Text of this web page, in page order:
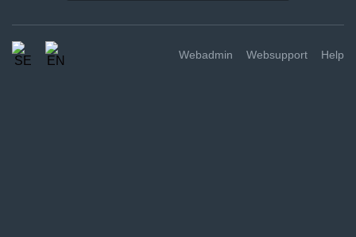
Webadmin Websupport Help